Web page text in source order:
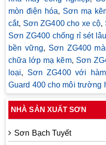
mòn điện hóa, Sơn mạ
cắt, Sơn ZG400 cho xe cộ,
Sơn ZG400 chống rỉ sét
bền vững, Sơn ZG400
chữa lớp mạ kẽm, Sơn
loại, Sơn ZG400 với
Guard 400 cho môi trường
NHÀ SẢN XUẤT SƠN
Sơn Bạch Tuyết